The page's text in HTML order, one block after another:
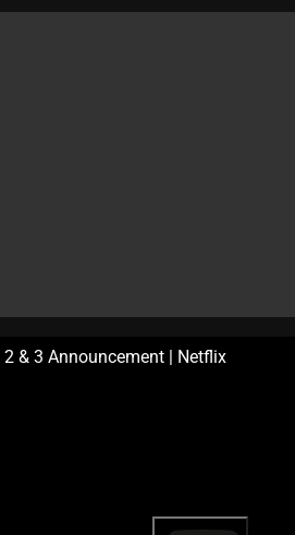
& 3 Announcement | Netflix